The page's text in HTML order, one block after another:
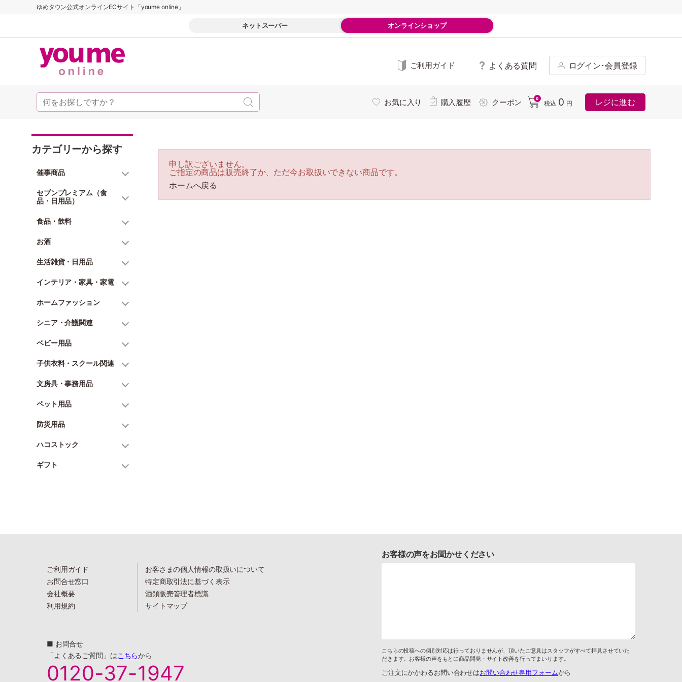
ゆめタウン公式オンラインECサイト「youme online」
ネットスーパー オンラインショップ
ご利用ガイド よくある質問 ログイン･会員登録
お気に入り 購入履歴 クーポン 0
税込 0 円 レジに進む
カテゴリーから探す
催事商品
セブンプレミアム（食
品・日用品）
食品・飲料
お酒
生活雑貨・日用品
インテリア・家具・家電
ホームファッション
シニア・介護関連
ベビー用品
子供衣料・スクール関連
文房具・事務用品
ペット用品
防災用品
ハコストック
ギフト
申し訳ございません。
ご指定の商品は販売終了か、ただ今お取扱いできない商品です。
ホームへ戻る
ご利用ガイド
お問合せ窓口
会社概要
利用規約
お客さまの個人情報の取扱いについて
特定商取引法に基づく表示
酒類販売管理者標識
サイトマップ
■ お問合せ
「よくあるご質問」はこちらから
0120-37-1947
お客様の声をお聞かせください
こちらの投稿への個別対応は行っておりませんが、頂いたご意見はスタッフがすべて拝見させていた
だきます。お客様の声をもとに商品開発・サイト改善を行ってまいります。
ご注文にかかわるお問い合わせはお問い合わせ専用フォームから